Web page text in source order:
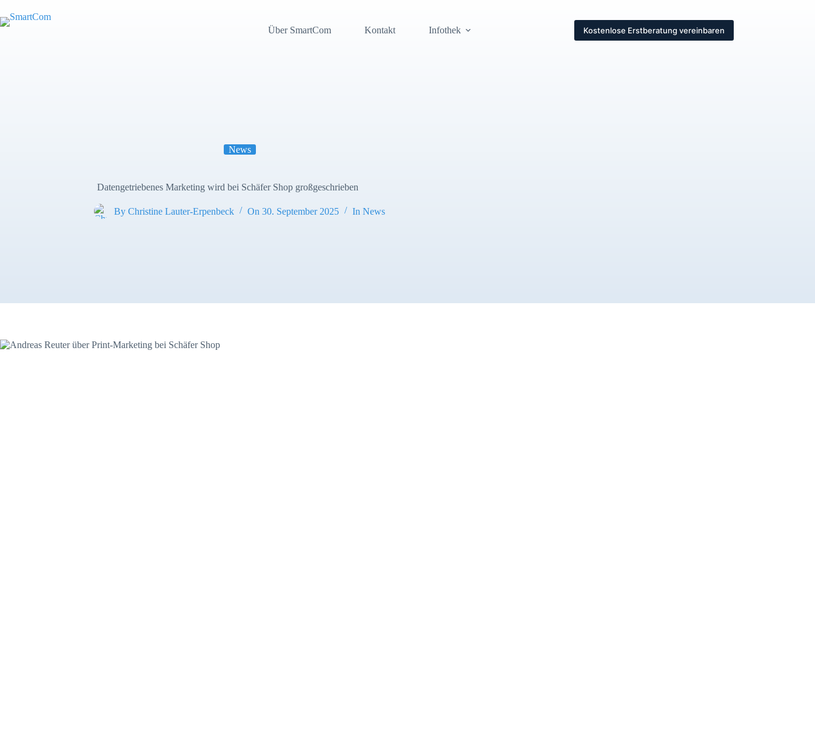
Inhalt
springen
Über SmartCom Kontakt Infothek Kostenlose Erstberatung vereinbaren
News
Datengetriebenes Marketing wird bei Schäfer Shop großgeschrieben
By Christine Lauter-Erpenbeck On 30. September 2025 In News